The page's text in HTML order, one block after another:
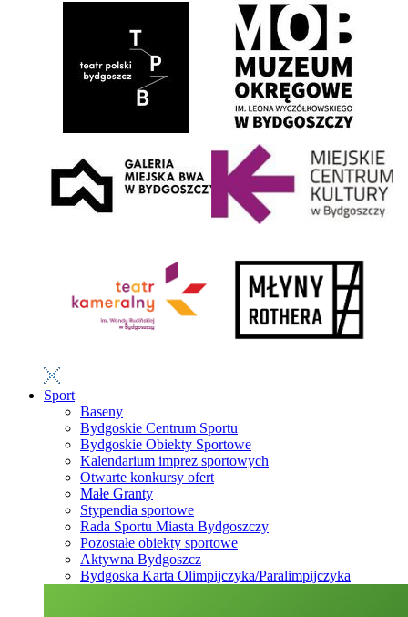
Sport
Baseny
Bydgoskie Centrum Sportu
Bydgoskie Obiekty Sportowe
Kalendarium imprez sportowych
Otwarte konkursy ofert
Małe Granty
Stypendia sportowe
Rada Sportu Miasta Bydgoszczy
Pozostałe obiekty sportowe
Aktywna Bydgoszcz
Bydgoska Karta Olimpijczyka/Paralimpijczyka